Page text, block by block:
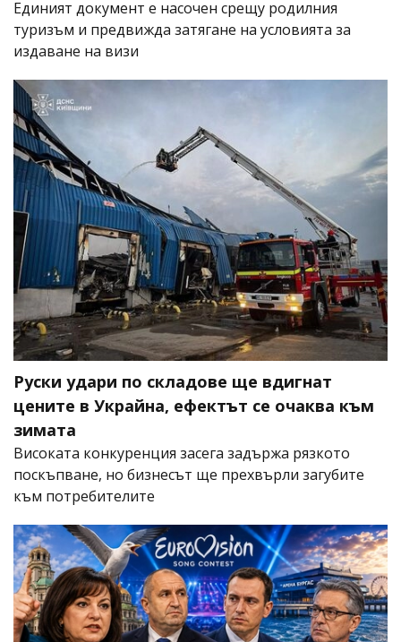
Единият документ е насочен срещу родилния
туризъм и предвижда затягане на условията за
издаване на визи
Руски удари по складове ще вдигнат
цените в Украйна, ефектът се очаква към
зимата
Високата конкуренция засега задържа рязкото
поскъпване, но бизнесът ще прехвърли загубите
към потребителите